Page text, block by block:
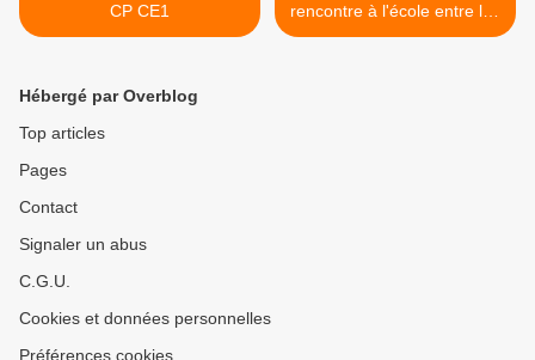
CP CE1
rencontre à l'école entre les
CM et les chercheurs de la
Hébergé par Overblog
Top articles
Pages
Contact
Signaler un abus
C.G.U.
Cookies et données personnelles
Préférences cookies